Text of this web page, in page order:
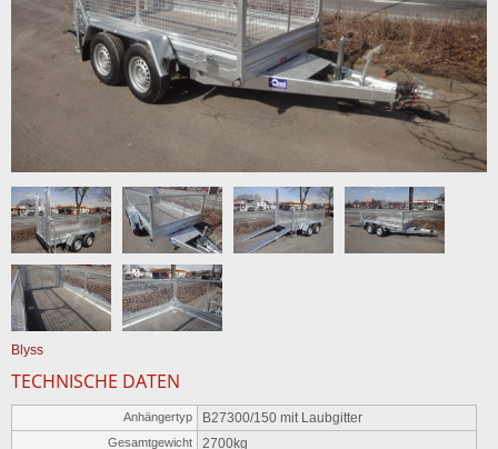
Blyss
TECHNISCHE DATEN
Anhängertyp B27300/150 mit Laubgitter
Gesamtgewicht 2700kg